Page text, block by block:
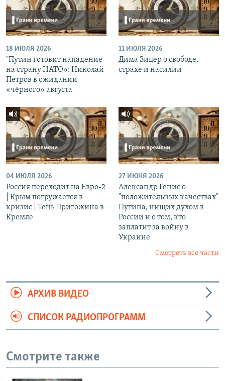
18 ИЮЛЯ 2026
"Путин готовит нападение
на страну НАТО»: Николай
Петров в ожидании
«чёрного» августа
11 ИЮЛЯ 2026
Дима Зицер о свободе,
страхе и насилии
04 ИЮЛЯ 2026
Россия переходит на Евро-2
| Крым погружается в
кризис | Тень Пригожина в
Кремле
27 ИЮНЯ 2026
Александр Генис о
"положительных качествах"
Путина, нищих духом в
России и о том, кто
заплатит за войну в
Украине
Смотреть все части
АРХИВ ВИДЕО
СПИСОК РАДИОПРОГРАММ
Смотрите также